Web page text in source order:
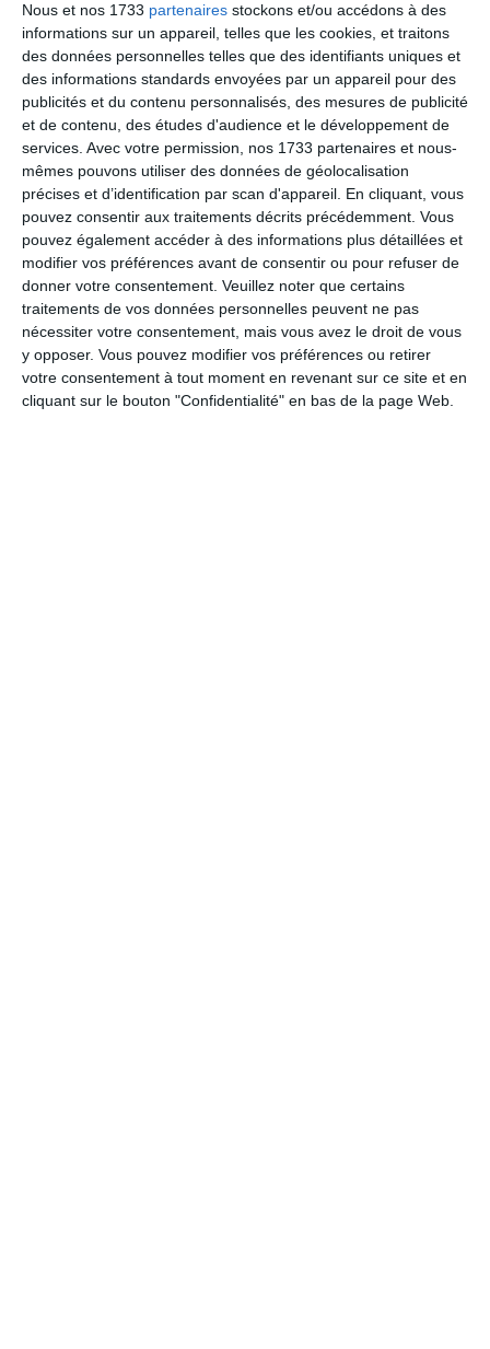
Nous et nos 1733 partenaires stockons et/ou accédons à des
informations sur un appareil, telles que les cookies, et traitons
des données personnelles telles que des identifiants uniques et
des informations standards envoyées par un appareil pour des
publicités et du contenu personnalisés, des mesures de publicité
et de contenu, des études d'audience et le développement de
services. Avec votre permission, nos 1733 partenaires et nous-
mêmes pouvons utiliser des données de géolocalisation
précises et d’identification par scan d'appareil. En cliquant, vous
pouvez consentir aux traitements décrits précédemment. Vous
pouvez également accéder à des informations plus détaillées et
modifier vos préférences avant de consentir ou pour refuser de
donner votre consentement. Veuillez noter que certains
traitements de vos données personnelles peuvent ne pas
nécessiter votre consentement, mais vous avez le droit de vous
y opposer. Vous pouvez modifier vos préférences ou retirer
votre consentement à tout moment en revenant sur ce site et en
cliquant sur le bouton "Confidentialité" en bas de la page Web.
Samedi 20 juin 2026 (Haute-garonne)
Date du loto :20/06/2026
Localisation du loto :
Hall 8
Hall 8 - 8 All. Fernand Jourdant, 31400
Toulouse
31000Toulouse
Description et horaires :
Le 20 juin 2026, le Hall 8 de Toulouse vibre